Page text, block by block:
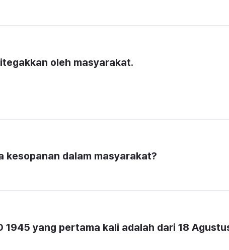
oleh masyarakat.
kesopanan dalam masyarakat?
1945 yang pertama kali adalah dari 18